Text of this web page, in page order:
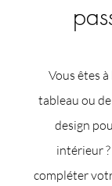
​Vous êtes
tableau ou
design
intérieur
compléter